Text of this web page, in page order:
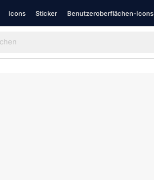
Icons Sticker Benutzeroberflächen-Icons